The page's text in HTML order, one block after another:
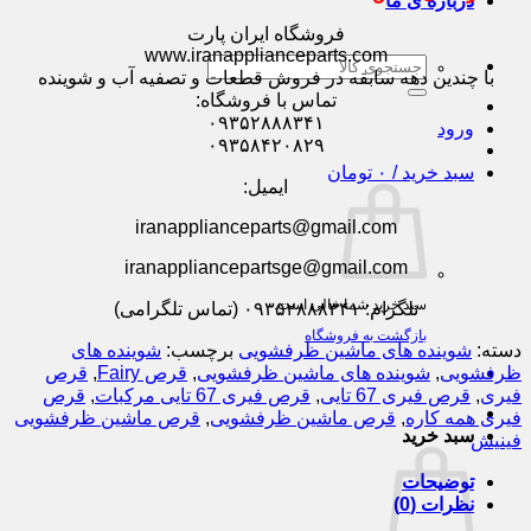
جستجو
برای:
ورود
سبد خرید / ۰ تومان
سبد خرید شما خالی است.
بازگشت به فروشگاه
سبد خرید
فروشگاه ایران پارت
www.iranapplianceparts.com
با چندین دهه سابقه در فروش قطعات و تصفیه آب و شوینده
تماس با فروشگاه:
۰۹۳۵۲۸۸۸۳۴۱
۰۹۳۵۸۴۲۰۸۲۹
ایمیل:
iranapplianceparts@gmail.com
iranappliancepartsge@gmail.com
تلگرام: ۰۹۳۵۲۸۸۸۳۴۱ (تماس تلگرامی)
دسته: شوینده های ماشین ظرفشویی برچسب: شوینده های
ظرفشویی, شوینده های ماشین ظرفشویی, قرص Fairy , قرص
فیری, قرص فیری 67 تایی , قرص فیری 67 تایی مرکبات , قرص
فیری همه کاره, قرص ماشین ظرفشویی, قرص ماشین ظرفشویی
فینیش
توضیحات
نظرات (0)